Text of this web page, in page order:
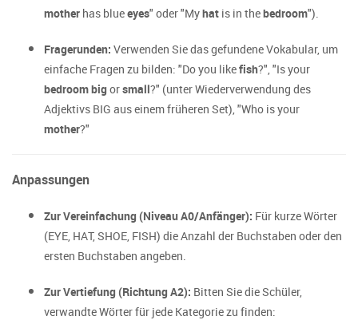
mother has blueeyes" oder "Myhat is in thebedroom").
Fragerunden: Verwenden Sie das gefundene Vokabular, um
einfache Fragen zu bilden: "Do you likefish?", "Is your
bedroombig orsmall?" (unter Wiederverwendung des
Adjektivs BIG aus einem früheren Set), "Who is your
mother?"
Anpassungen
Zur Vereinfachung (Niveau A0/Anfänger): Für kurze Wörter
(EYE, HAT, SHOE, FISH) die Anzahl der Buchstaben oder den
ersten Buchstaben angeben.
Zur Vertiefung (Richtung A2): Bitten Sie die Schüler,
verwandte Wörter für jede Kategorie zu finden: